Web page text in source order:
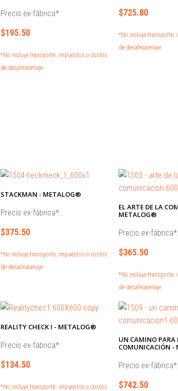
Precio ex-fábrica*:
$195.50
*No incluye transporte, impuestos o costos
de desalmacenaje.
$725.80
*No incluye transporte,
de desalmacenaje.
STACKMAN - METALOG®
Precio ex-fábrica*:
$375.50
*No incluye transporte, impuestos o costos
de desalmacenaje.
EL ARTE DE LA
METALOG®
Precio ex-fábrica*:
$365.50
*No incluye transporte,
de desalmacenaje.
REALITY CHECK I - METALOG®
Precio ex-fábrica*:
$134.50
*No incluye transporte, impuestos o costos
UN CAMINO PARA
COMUNICACIÓN
Precio ex-fábrica*:
$742.50